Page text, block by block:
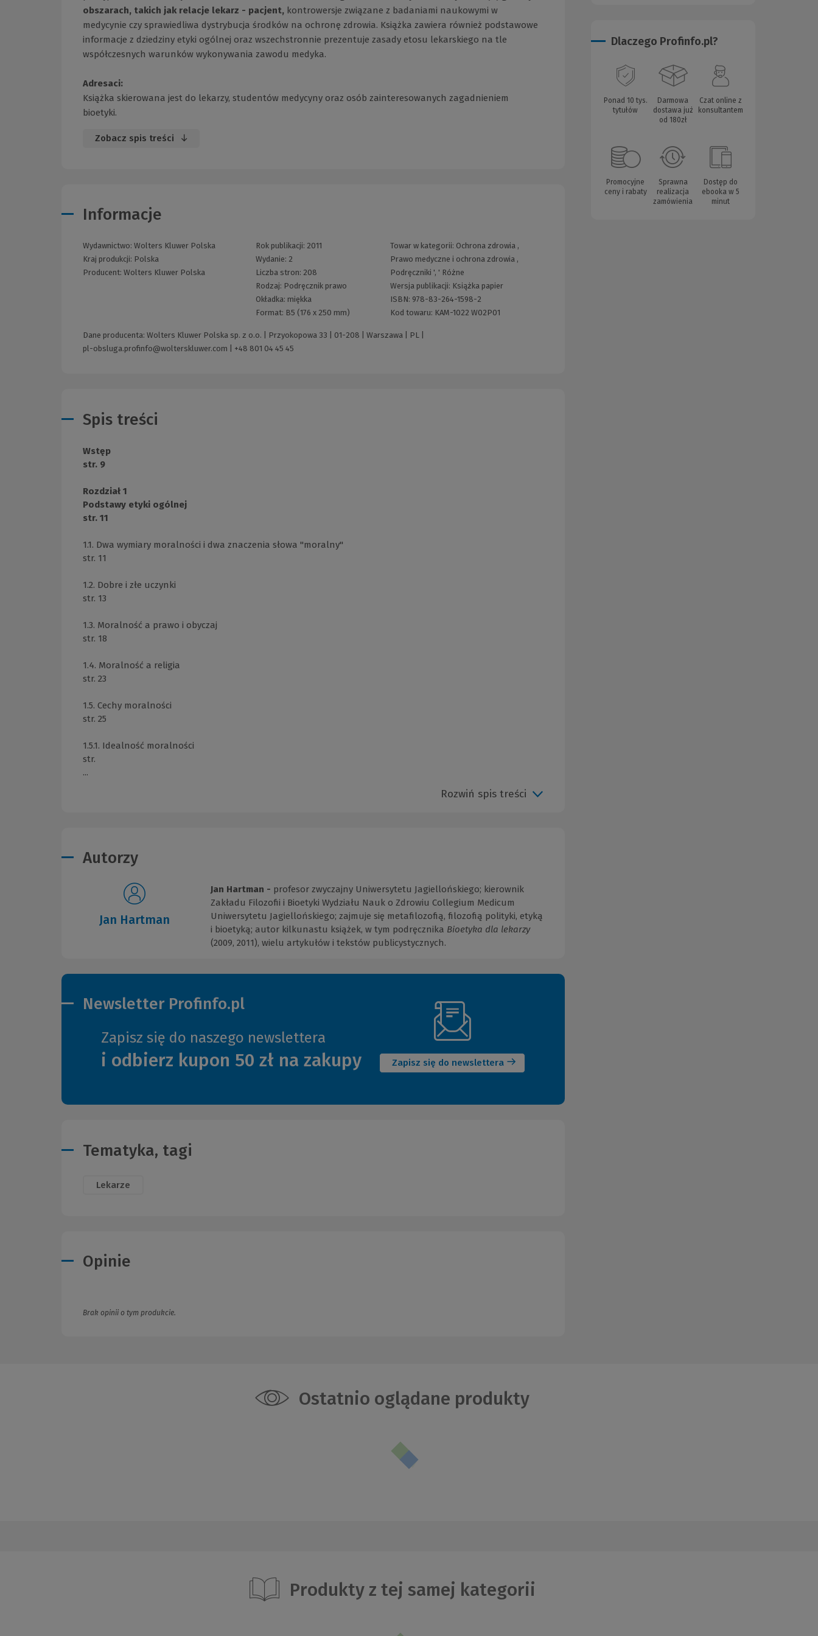
obszarach, takich jak relacje lekarz - pacjent, kontrowersje związane z badaniami naukowymi w
medycynie czy sprawiedliwa dystrybucja środków na ochronę zdrowia. Książka zawiera również podstawowe
informacje z dziedziny etyki ogólnej oraz wszechstronnie prezentuje zasady etosu lekarskiego na tle
współczesnych warunków wykonywania zawodu medyka.
Adresaci:
Książka skierowana jest do lekarzy, studentów medycyny oraz osób zainteresowanych zagadnieniem
bioetyki.
Zobacz spis treści
Informacje
Wydawnictwo: Wolters Kluwer Polska
Kraj produkcji: Polska
Producent: Wolters Kluwer Polska
Rok publikacji: 2011
Wydanie: 2
Liczba stron: 208
Rodzaj: Podręcznik prawo
Okładka: miękka
Format: B5 (176 x 250 mm)
Towar w kategorii: Ochrona zdrowia,
Prawo medyczne i ochrona zdrowia,
Podręczniki ', ' Różne
Wersja publikacji: Książka papier
ISBN: 978-83-264-1598-2
Kod towaru: KAM-1022 W02P01
Dane producenta: Wolters Kluwer Polska sp. z o.o. | Przyokopowa 33 | 01-208 | Warszawa | PL |
pl-obsluga.profinfo@wolterskluwer.com
+48 801 04 45 45
Spis treści
Wstęp
str. 9
Rozdział 1
Podstawy etyki ogólnej
str. 11
1.1. Dwa wymiary moralności i dwa znaczenia słowa "moralny"
str. 11
1.2. Dobre i złe uczynki
str. 13
1.3. Moralność a prawo i obyczaj
str. 18
1.4. Moralność a religia
str. 23
1.5. Cechy moralności
str. 25
1.5.1. Idealność moralności
str.
...
Rozwiń spis treści
Autorzy
Jan Hartman
Jan Hartman - profesor zwyczajny Uniwersytetu Jagiellońskiego; kierownik
Zakładu Filozofii i Bioetyki Wydziału Nauk o Zdrowiu Collegium Medicum
Uniwersytetu Jagiellońskiego; zajmuje się metafilozofią, filozofią polityki, etyką
i bioetyką; autor kilkunastu książek, w tym podręcznika Bioetyka dla lekarzy
(2009, 2011), wielu artykułów i tekstów publicystycznych.
Newsletter Profinfo.pl
Zapisz się do naszego newslettera
i odbierz kupon 50 zł na zakupy Zapisz się do newslettera
okno)
Tematyka, tagi
Lekarze
Opinie
Brak opinii o tym produkcie.
Dlaczego Profinfo.pl?
Ponad 10 tys.
tytułów
Darmowa
dostawa już
od 180zł
Czat online z
konsultantem
Promocyjne
ceny i rabaty
Sprawna
realizacja
zamówienia
Dostęp do
ebooka w 5
minut
Ostatnio oglądane produkty
Produkty z tej samej kategorii